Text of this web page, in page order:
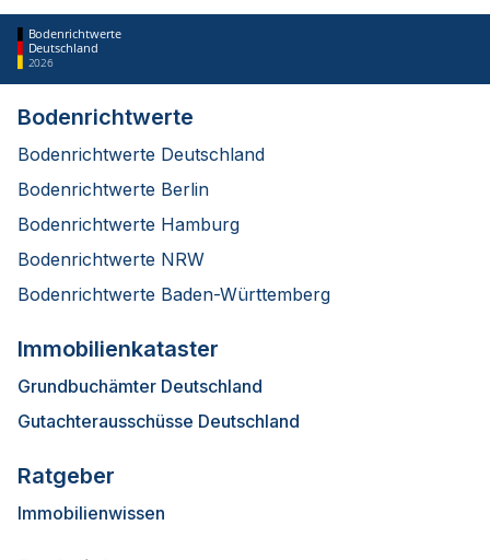
Bodenrichtwerte
Deutschland
2026
Bodenrichtwerte
Bodenrichtwerte Deutschland
Bodenrichtwerte Berlin
Bodenrichtwerte Hamburg
Bodenrichtwerte NRW
Bodenrichtwerte Baden-Württemberg
Immobilienkataster
Grundbuchämter Deutschland
Gutachterausschüsse Deutschland
Ratgeber
Immobilienwissen